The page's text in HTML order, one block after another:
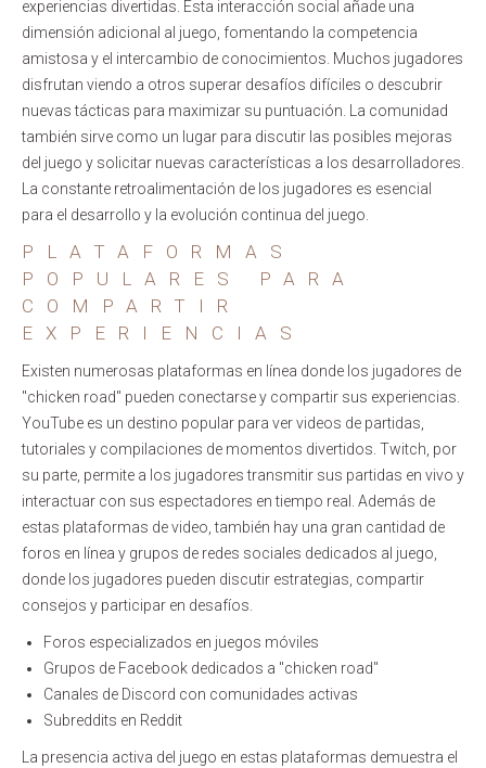
experiencias divertidas. Esta interacción social añade una
dimensión adicional al juego, fomentando la competencia
amistosa y el intercambio de conocimientos. Muchos jugadores
disfrutan viendo a otros superar desafíos difíciles o descubrir
nuevas tácticas para maximizar su puntuación. La comunidad
también sirve como un lugar para discutir las posibles mejoras
del juego y solicitar nuevas características a los desarrolladores.
La constante retroalimentación de los jugadores es esencial
para el desarrollo y la evolución continua del juego.
PLATAFORMAS
POPULARES PARA
COMPARTIR
EXPERIENCIAS
Existen numerosas plataformas en línea donde los jugadores de
"chicken road" pueden conectarse y compartir sus experiencias.
YouTube es un destino popular para ver videos de partidas,
tutoriales y compilaciones de momentos divertidos. Twitch, por
su parte, permite a los jugadores transmitir sus partidas en vivo y
interactuar con sus espectadores en tiempo real. Además de
estas plataformas de video, también hay una gran cantidad de
foros en línea y grupos de redes sociales dedicados al juego,
donde los jugadores pueden discutir estrategias, compartir
consejos y participar en desafíos.
Foros especializados en juegos móviles
Grupos de Facebook dedicados a "chicken road"
Canales de Discord con comunidades activas
Subreddits en Reddit
La presencia activa del juego en estas plataformas demuestra el